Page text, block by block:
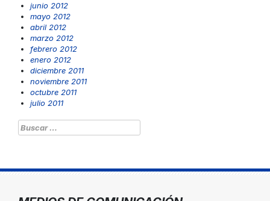
junio 2012
mayo 2012
abril 2012
marzo 2012
febrero 2012
enero 2012
diciembre 2011
noviembre 2011
octubre 2011
julio 2011
Buscar: